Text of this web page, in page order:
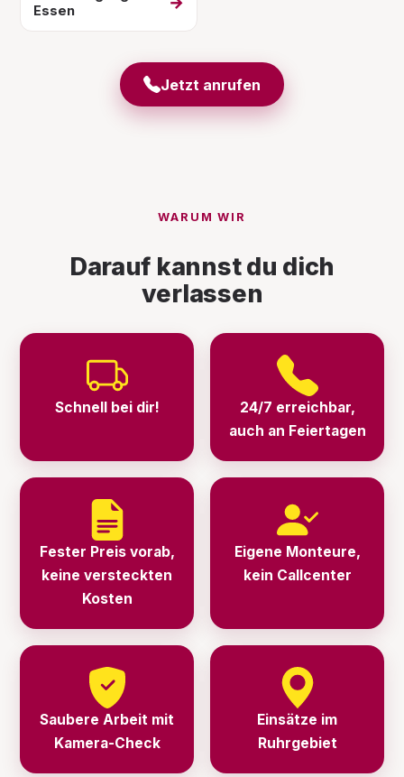
Essen
Jetzt anrufen
WARUM WIR
Darauf kannst du dich
verlassen
Schnell bei dir!
24/7 erreichbar,
auch an Feiertagen
Fester Preis vorab,
keine versteckten
Kosten
Eigene Monteure,
kein Callcenter
Saubere Arbeit mit
Kamera-Check
Einsätze im
Ruhrgebiet